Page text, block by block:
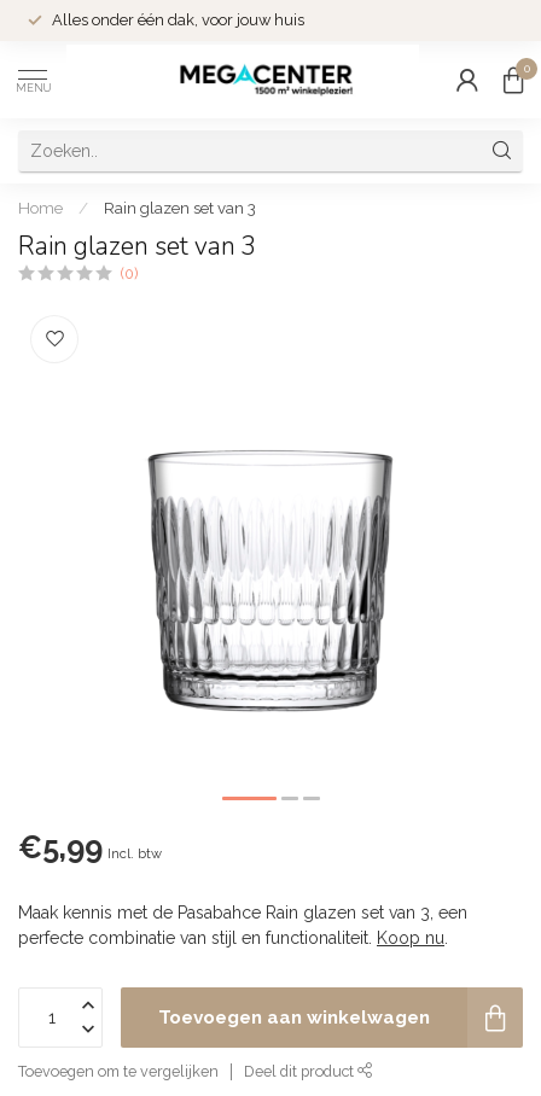
Alles onder één dak, voor jouw huis
MENU
0
Home / Rain glazen set van 3
Rain glazen set van 3
(0)
€5,99 Incl. btw
Maak kennis met de Pasabahce Rain glazen set van 3, een
perfecte combinatie van stijl en functionaliteit. Koop nu
Toevoegen aan winkelwagen
Toevoegen om te vergelijken Deel dit product